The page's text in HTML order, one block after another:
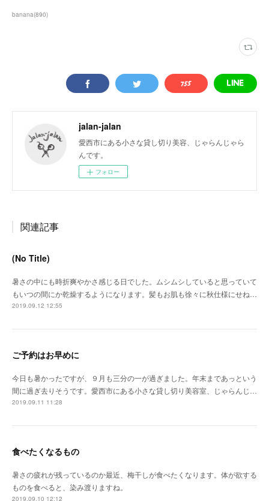
banana(890)
jalan-jalan
愛西市にある小さな貸し切り美容、じゃらんじゃら
んです。
フォロー
関連記事
(No Title)
暑さの中にも時折爽やかさ感じる日でした。ムシムシしていると思っていて
もいつの間にか乾燥するようになります。髪もお肌も徐々に秋仕様にせね…
2019.09.12 12:55
ご予約はお早めに
今日も暑かったですが、９月も三分の一が過ぎました。年末まであっという
間に過ぎ去りそうです。愛西市にある小さな貸し切り美容室、じゃらんじ…
2019.09.11 11:28
食べたくなるもの
暑さの疲れが残っているのか最近、梅干しが食べたくなります。体が欲する
ものを食べると、染み渡りますね。
2019.09.10 12:12